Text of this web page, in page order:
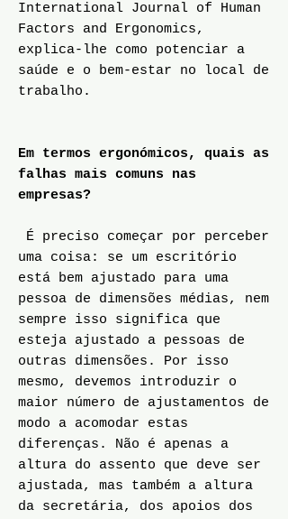
International Journal of Human
Factors and Ergonomics,
explica-lhe como potenciar a
saúde e o bem-estar no local de
trabalho.
Em termos ergonómicos, quais as
falhas mais comuns nas
empresas?
É preciso começar por perceber
uma coisa: se um escritório
está bem ajustado para uma
pessoa de dimensões médias, nem
sempre isso significa que
esteja ajustado a pessoas de
outras dimensões. Por isso
mesmo, devemos introduzir o
maior número de ajustamentos de
modo a acomodar estas
diferenças. Não é apenas a
altura do assento que deve ser
ajustada, mas também a altura
da secretária, dos apoios dos